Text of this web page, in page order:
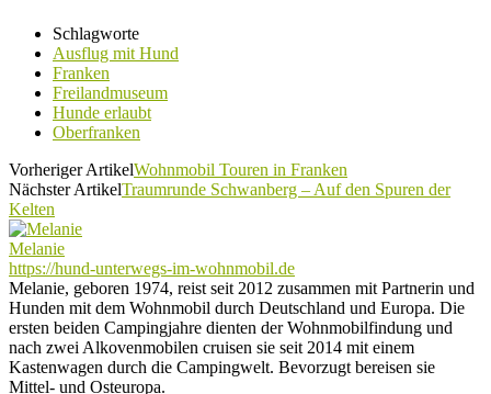
Schlagworte
Ausflug mit Hund
Franken
Freilandmuseum
Hunde erlaubt
Oberfranken
Vorheriger ArtikelWohnmobil Touren in Franken
Nächster ArtikelTraumrunde Schwanberg – Auf den Spuren der
Kelten
Melanie
https://hund-unterwegs-im-wohnmobil.de
Melanie, geboren 1974, reist seit 2012 zusammen mit Partnerin und
Hunden mit dem Wohnmobil durch Deutschland und Europa. Die
ersten beiden Campingjahre dienten der Wohnmobilfindung und
nach zwei Alkovenmobilen cruisen sie seit 2014 mit einem
Kastenwagen durch die Campingwelt. Bevorzugt bereisen sie
Mittel- und Osteuropa.